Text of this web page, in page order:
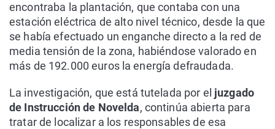
encontraba la plantación, que contaba con una
estación eléctrica de alto nivel técnico, desde la que
se había efectuado un enganche directo a la red de
media tensión de la zona, habiéndose valorado en
más de 192.000 euros la energía defraudada.
La investigación, que está tutelada por el juzgado
de Instrucción de Novelda, continúa abierta para
tratar de localizar a los responsables de esa